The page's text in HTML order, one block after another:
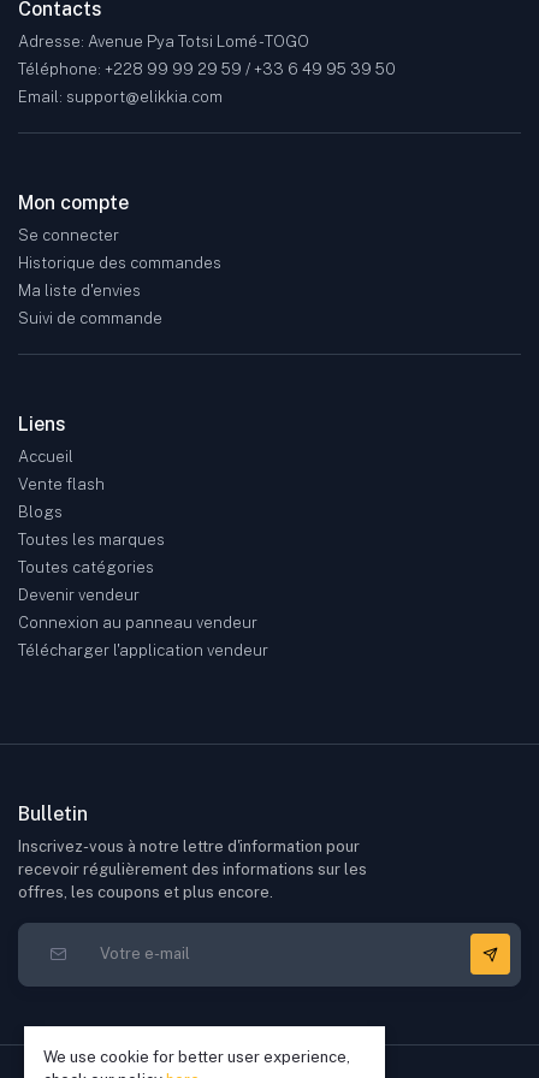
Contacts
Adresse: Avenue Pya Totsi Lomé - TOGO
Téléphone: +228 99 99 29 59 / +33 6 49 95 39 50
Email: support@elikkia.com
Mon compte
Se connecter
Historique des commandes
Ma liste d'envies
Suivi de commande
Liens
Accueil
Vente flash
Blogs
Toutes les marques
Toutes catégories
Devenir vendeur
Connexion au panneau vendeur
Télécharger l'application vendeur
Bulletin
Inscrivez-vous à notre lettre d'information pour
recevoir régulièrement des informations sur les
offres, les coupons et plus encore.
We use cookie for better user experience,